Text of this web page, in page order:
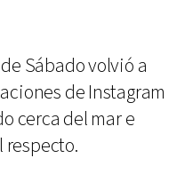
Sábado volvió a
de Instagram
cerca del mar e
respecto.